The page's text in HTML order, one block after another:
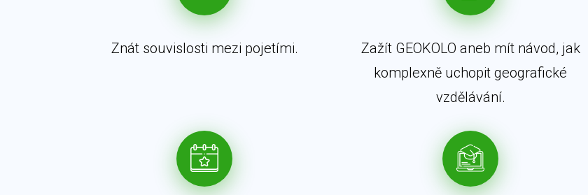
Znát souvislosti mezi pojetími.
Zažít GEOKOLO aneb mít návod, jak
komplexně uchopit geografické
vzdělávání.